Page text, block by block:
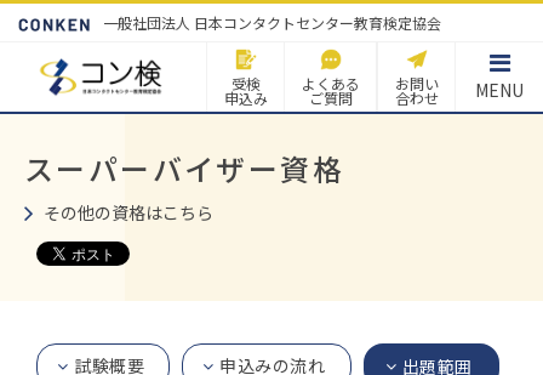
一般社団法人 日本コンタクトセンター教育検定協会
受検
申込み
よくある
ご質問
お問い
合わせ MENU
スーパーバイザー資格
その他の資格はこちら
試験概要 申込みの流れ 出題範囲